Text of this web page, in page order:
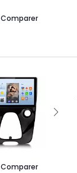
Comparer
Comparer